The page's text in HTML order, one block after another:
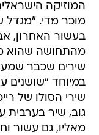
המוזיקה
מוכר מדי. "מגדל
בעשור האחרון,
מהתחושה שהוא
שירים שכבר
במיוחד "שושנים
שירי הסולו של
גוב, שיר בערבית
מאליו, גם עשור